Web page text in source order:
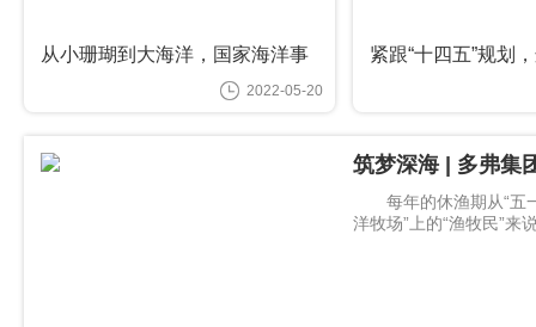
从小珊瑚到大海洋，国家海洋事
2022-05-20
紧跟“十四五”规划
筑梦深海 | 多弗集
每年的休渔期从“五一
洋牧场”上的“渔牧民”来